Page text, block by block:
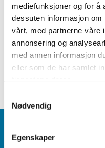
mediefunksjoner og for å
dessuten informasjon
vårt, med partnerne våre
annonsering og
med annen informasjon
eller som de har samlet
Nødvendig
Egenskaper
Vennligst kontakt oss for
Fleetcom AS
Tel.:+47 32 85 08 30
epost:sales@fleetcom.no
Dølasletta 7